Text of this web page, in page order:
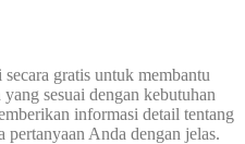
gratis untuk membantu
sesuai dengan kebutuhan
informasi detail tentang
Anda dengan jelas.